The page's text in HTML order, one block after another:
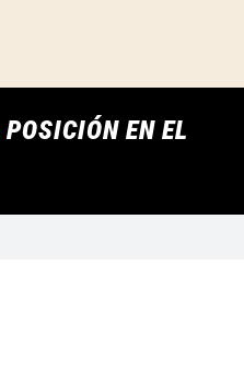
POSICIÓN EN EL